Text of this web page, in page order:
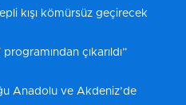
kışı kömürsüz geçirecek
çıkarıldı”
Anadolu ve Akdeniz’de